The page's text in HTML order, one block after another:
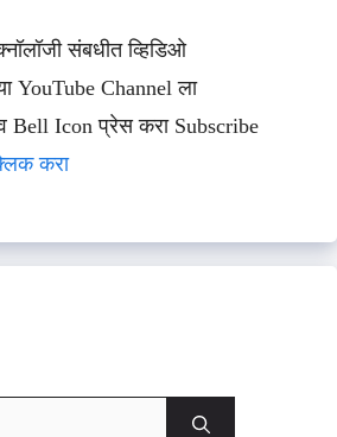
संबधीत व्हिडिओ
YouTube Channel ला
Bell Icon प्रेस करा Subscribe
करा